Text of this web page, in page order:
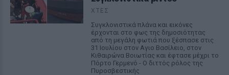
ΧΤΕΣ
Συγκλονιστικά πλάνα και εικόνες
έρχονται στο φως της δημοσιότητας
από τη μεγάλη φωτιά που ξέσπασε στις
31 Ιουλίου στον Αγιο Βασίλειο, στον
Κιθαιρώνα Βοιωτίας και έφτασε μέχρι το
Πόρτο Γερμενό - Ο διττός ρόλος της
Πυροσβεστικής